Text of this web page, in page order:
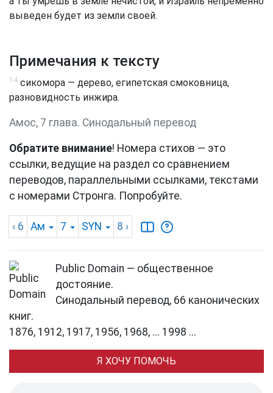
выведен будет из земли своей.
Примечания к тексту
14 сикомора — дерево, египетская смоковница,
разновидность инжира.
Амос, 7 глава. Синодальный перевод
Обратите внимание! Номера стихов — это
ссылки, ведущие на раздел со сравнением
переводов, параллельными ссылками, текстами
с номерами Стронга. Попробуйте.
‹ 6 Ам 7 SYN 8 ›
Public Domain — общественное
достояние.
Синодальный перевод, 66 канонических
книг.
1876, 1912, 1917, 1956, 1968, ... 1998 ...
Я ХОЧУ ПОМОЧЬ